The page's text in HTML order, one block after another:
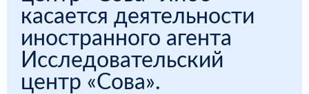
касается деятельности
иностранного агента
Исследовательский
центр «Сова».